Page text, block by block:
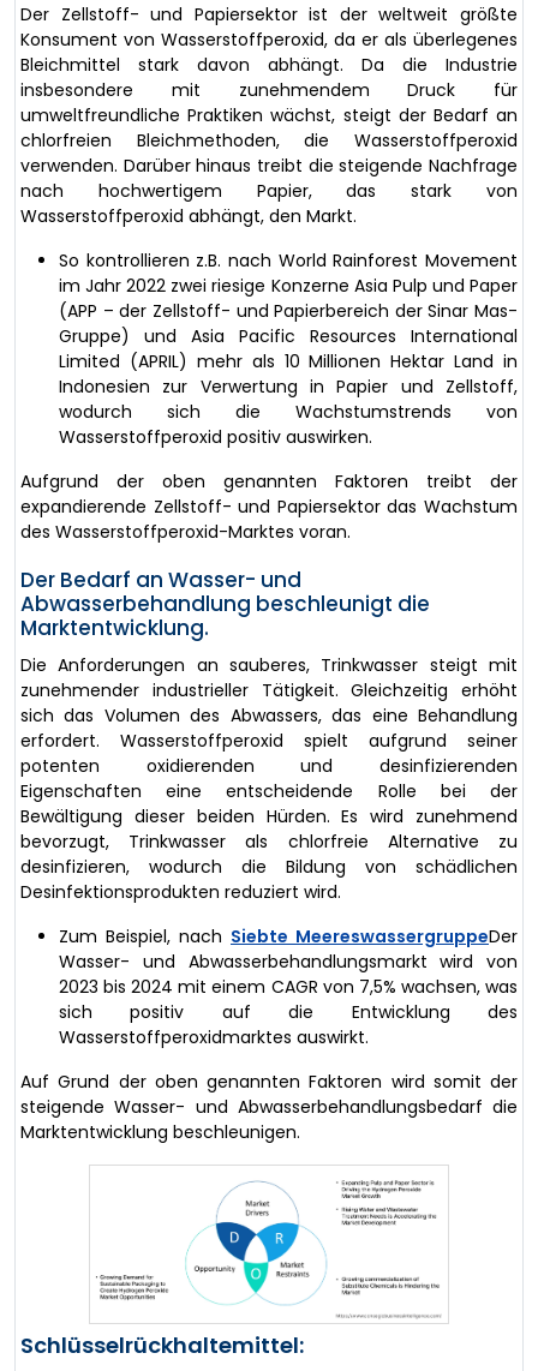
Der Zellstoff- und Papiersektor ist der weltweit größte
Konsument von Wasserstoffperoxid, da er als überlegenes
Bleichmittel stark davon abhängt. Da die Industrie
insbesondere mit zunehmendem Druck für
umweltfreundliche Praktiken wächst, steigt der Bedarf an
chlorfreien Bleichmethoden, die Wasserstoffperoxid
verwenden. Darüber hinaus treibt die steigende Nachfrage
nach hochwertigem Papier, das stark von
Wasserstoffperoxid abhängt, den Markt.
So kontrollieren z.B. nach World Rainforest Movement
im Jahr 2022 zwei riesige Konzerne Asia Pulp und Paper
(APP – der Zellstoff- und Papierbereich der Sinar Mas-
Gruppe) und Asia Pacific Resources International
Limited (APRIL) mehr als 10 Millionen Hektar Land in
Indonesien zur Verwertung in Papier und Zellstoff,
wodurch sich die Wachstumstrends von
Wasserstoffperoxid positiv auswirken.
Aufgrund der oben genannten Faktoren treibt der
expandierende Zellstoff- und Papiersektor das Wachstum
des Wasserstoffperoxid-Marktes voran.
Der Bedarf an Wasser- und
Abwasserbehandlung beschleunigt die
Marktentwicklung.
Die Anforderungen an sauberes, Trinkwasser steigt mit
zunehmender industrieller Tätigkeit. Gleichzeitig erhöht
sich das Volumen des Abwassers, das eine Behandlung
erfordert. Wasserstoffperoxid spielt aufgrund seiner
potenten oxidierenden und desinfizierenden
Eigenschaften eine entscheidende Rolle bei der
Bewältigung dieser beiden Hürden. Es wird zunehmend
bevorzugt, Trinkwasser als chlorfreie Alternative zu
desinfizieren, wodurch die Bildung von schädlichen
Desinfektionsprodukten reduziert wird.
Zum Beispiel, nach Siebte MeereswassergruppeDer
Wasser- und Abwasserbehandlungsmarkt wird von
2023 bis 2024 mit einem CAGR von 7,5% wachsen, was
sich positiv auf die Entwicklung des
Wasserstoffperoxidmarktes auswirkt.
Auf Grund der oben genannten Faktoren wird somit der
steigende Wasser- und Abwasserbehandlungsbedarf die
Marktentwicklung beschleunigen.
Schlüsselrückhaltemittel: